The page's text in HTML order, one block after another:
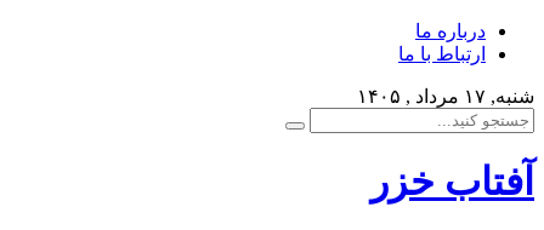
درباره ما
ارتباط با ما
شنبه, ۱۷ مرداد , ۱۴۰۵
آفتاب خزر